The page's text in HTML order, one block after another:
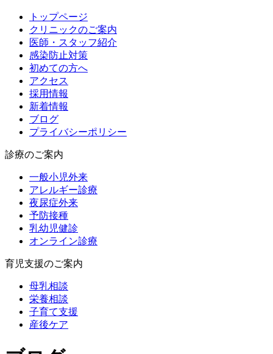
トップページ
クリニックのご案内
医師・スタッフ紹介
感染防止対策
初めての方へ
アクセス
採用情報
新着情報
ブログ
プライバシーポリシー
診療のご案内
一般小児外来
アレルギー診療
夜尿症外来
予防接種
乳幼児健診
オンライン診療
育児支援のご案内
母乳相談
栄養相談
子育て支援
産後ケア